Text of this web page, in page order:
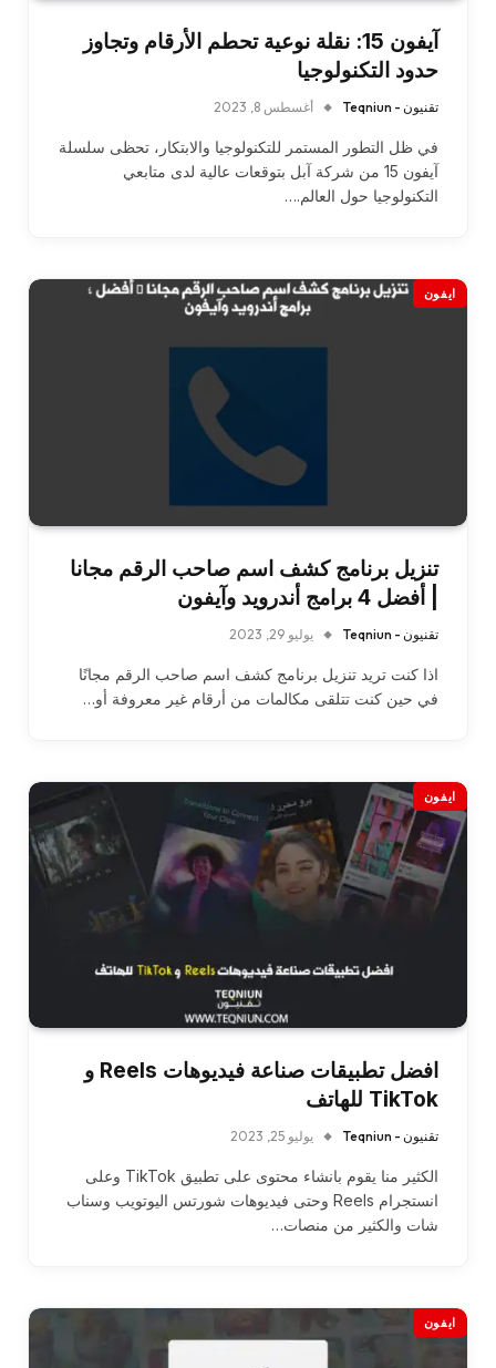
آيفون 15: نقلة نوعية تحطم الأرقام وتجاوز
حدود التكنولوجيا
تقنيون - Teqniun أغسطس 8, 2023
في ظل التطور المستمر للتكنولوجيا والابتكار، تحظى سلسلة
آيفون 15 من شركة آبل بتوقعات عالية لدى متابعي
التكنولوجيا حول العالم.…
ايفون
تنزيل برنامج كشف اسم صاحب الرقم مجانا
| أفضل 4 برامج أندرويد وآيفون
تقنيون - Teqniun يوليو 29, 2023
اذا كنت تريد تنزيل برنامج كشف اسم صاحب الرقم مجانًا
في حين كنت تتلقى مكالمات من أرقام غير معروفة أو…
ايفون
افضل تطبيقات صناعة فيديوهات Reels و
TikTok للهاتف
تقنيون - Teqniun يوليو 25, 2023
الكثير منا يقوم بانشاء محتوى على تطبيق TikTok وعلى
انستجرام Reels وحتى فيديوهات شورتس اليوتويب وسناب
شات والكثير من منصات…
ايفون